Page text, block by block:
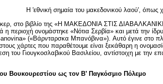
Η 'εθνική σημαία του μακεδονικού λαού', όπως
στο βιβλίο της «Η ΜΑΚΕΔΟΝΙΑ ΣΤΙΣ
η περιοχή ονομάστηκε «Νότια Σερβία» και μετά την
» («Βάρνταρσκα Μπανόβινα»). Αυτό έγινε στο
χάρτες που παραθέτουμε είναι ξεκάθαρη η
του Γιουγκοσλαβικού Βασιλείου, αντίστοιχη με
Βουκουρεστίου ως τον Β’ Παγκόσμιο Πόλεμο